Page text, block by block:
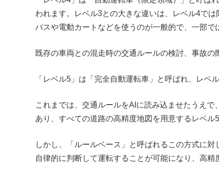
われます。レベル3との大きな違いは、レベル4で
バスや電動カートなどを使うのが一般的で、一部
既存の車両との混走時の交通ルールの検討、事故
「レベル5」は「完全自動運転車」と呼ばれ、レ
これまでは、交通ルールをAIに読み込ませたうえ
あり、すべての道路の高精度地図を用意するレベ
しかし、「ルールベース」と呼ばれるこの方式に
自律的に判断して運転することが可能になり、高